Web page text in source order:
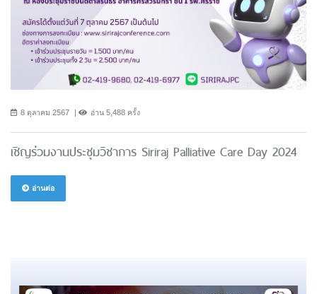
8 ตุลาคม 2567 อ่าน 5,488 ครั้ง
เชิญร่วมงานประชุมวิชาการ Siriraj Palliative Care Day 2024
อ่านต่อ